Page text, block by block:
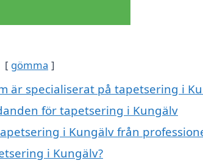
gömma
är specialiserat på tapetsering i
för tapetsering i Kungälv
i Kungälv från
i Kungälv?